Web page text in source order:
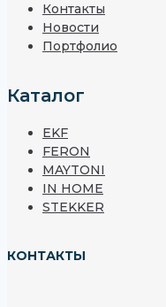
Контакты
Новости
Портфолио
Каталог
EKF
FERON
MAYTONI
IN HOME
STEKKER
КОНТАКТЫ